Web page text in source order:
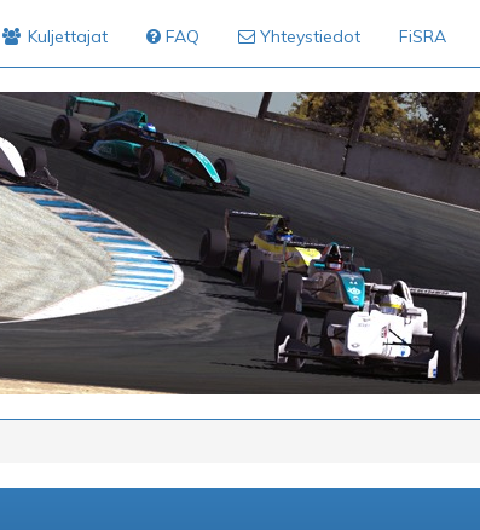
Kuljettajat FAQ Yhteystiedot FiSRA